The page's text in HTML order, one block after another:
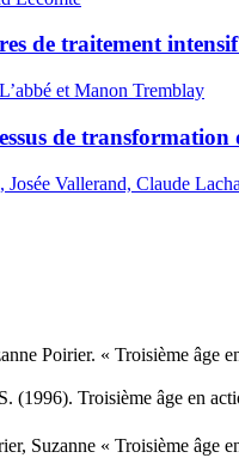
de traitement
et Manon Tremblay
de transformation
Josée Vallerand, Claude
Poirier. « Troisième âge
(1996). Troisième âge en
Suzanne « Troisième âge